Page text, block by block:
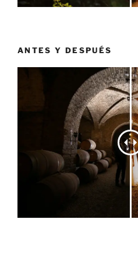
ANTES Y DESPUÉS